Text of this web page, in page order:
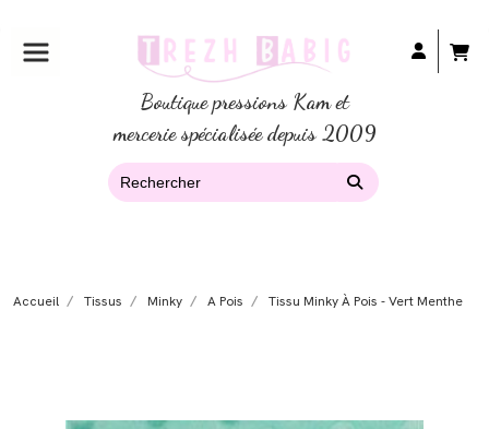
Boutique pressions Kam et
mercerie spécialisée depuis 2009
Accueil Tissus Minky A Pois Tissu Minky À Pois - Vert Menthe